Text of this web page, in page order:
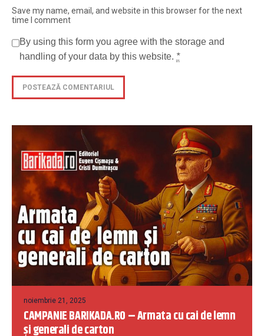
Save my name, email, and website in this browser for the next
time I comment
By using this form you agree with the storage and
handling of your data by this website. *
noiembrie 21, 2025
CAMPANIE BARIKADA.RO – Armata cu cai de lemn
și generali de carton